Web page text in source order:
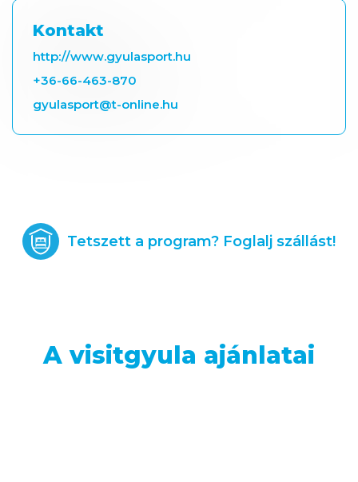
Kontakt
http://www.gyulasport.hu
+36-66-463-870
gyulasport@t-online.hu
Tetszett a program? Foglalj szállást!
A visitgyula ajánlatai